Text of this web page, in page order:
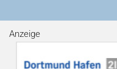
Anzeige